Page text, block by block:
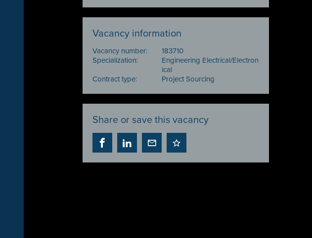
Vacancy information
Vacancy number:
183710
Specialization:
Engineering Electrical/Electron
ical
Contract type:
Project Sourcing
Share or save this vacancy